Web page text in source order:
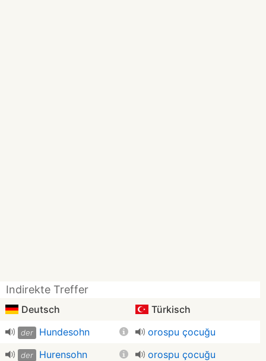
Indirekte Treffer
Deutsch Türkisch
der Hundesohn orospu çocuğu
der Hurensohn orospu çocuğu